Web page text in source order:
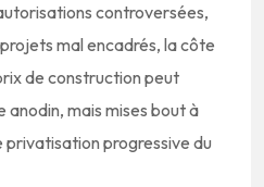
controversées,
mal encadrés, la côte
de construction peut
mais mises bout à
privatisation progressive du